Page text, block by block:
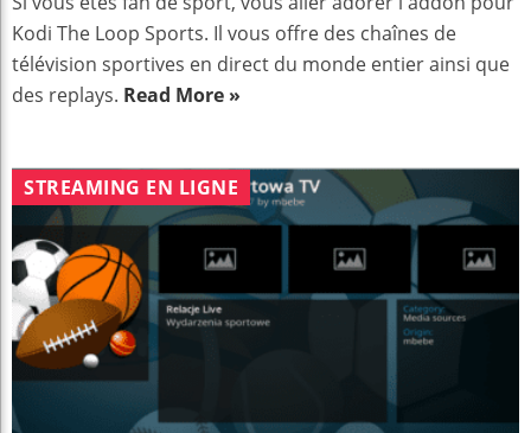
Kodi The Loop Sports. Il vous offre des chaînes de
télévision sportives en direct du monde entier ainsi que
des replays. Read More »
STREAMING EN LIGNE